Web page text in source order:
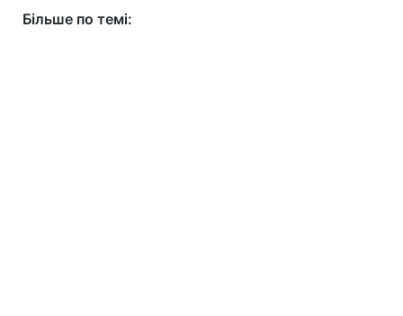
Більше по темі: